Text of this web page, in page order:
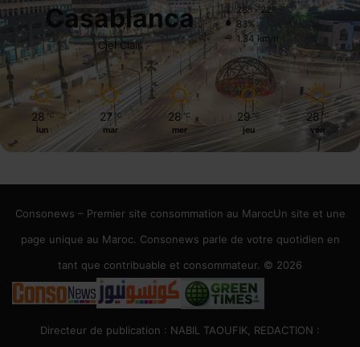
Casablanca
Ciel Clair
28º - 22º
83%
1.34 km/h
28 ℃
lun
27 ℃
mar
28 ℃
mer
29 ℃
jeu
28 ℃
ven
Consonews – Premier site consommation au MarocUn site et une
page unique au Maroc. Consonews parle de votre quotidien en
tant que contribuable et consommateur. © 2026
Directeur de publication : NABIL TAOUFIK, REDACTION :